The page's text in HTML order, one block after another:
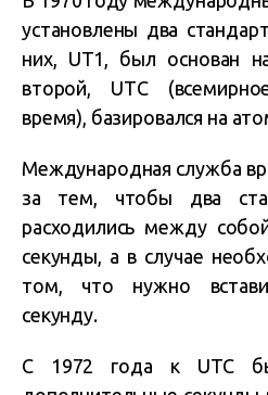
установлены два
них, UT1, был основан
второй, UTC
время), базировался на
Международная служба
за тем, чтобы два
расходились между
секунды, а в случае
том, что нужно
секунду.
С 1972 года к UTC